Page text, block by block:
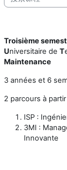
Troisième
Universitaire de T
Maintenance
3 années et 6
2 parcours à
ISP :
3MI :
Innovante